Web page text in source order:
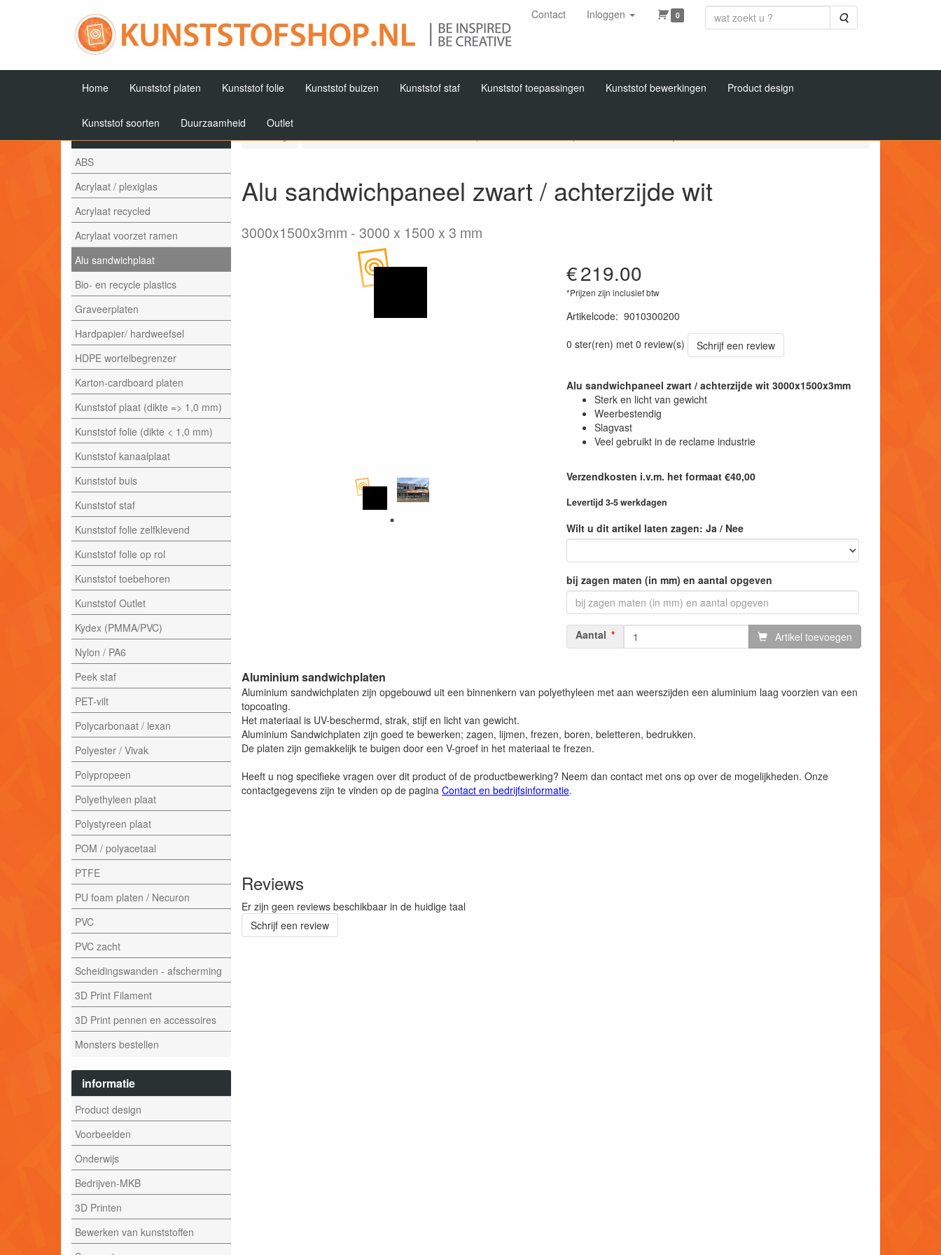
Contact Inloggen 0 Zoeken
Home Kunststof platen Kunststof folie Kunststof buizen Kunststof staf Kunststof toepassingen Kunststof bewerkingen Product design
Kunststof soorten Duurzaamheid Outlet
ABS
Acrylaat / plexiglas
Acrylaat recycled
Acrylaat voorzet ramen
Alu sandwichplaat
Bio- en recycle plastics
Graveerplaten
Hardpapier/ hardweefsel
HDPE wortelbegrenzer
Karton-cardboard platen
Kunststof plaat (dikte => 1,0 mm)
Kunststof folie (dikte < 1,0 mm)
Kunststof kanaalplaat
Kunststof buis
Kunststof staf
Kunststof folie zelfklevend
Kunststof folie op rol
Kunststof toebehoren
Kunststof Outlet
Kydex (PMMA/PVC)
Nylon / PA6
Peek staf
PET-vilt
Polycarbonaat / lexan
Polyester / Vivak
Polypropeen
Polyethyleen plaat
Polystyreen plaat
POM / polyacetaal
PTFE
PU foam platen / Necuron
PVC
PVC zacht
Scheidingswanden - afscherming
3D Print Filament
3D Print pennen en accessoires
Monsters bestellen
informatie
Product design
Voorbeelden
Onderwijs
Bedrijven-MKB
3D Printen
Bewerken van kunststoffen
Alu sandwichpaneel zwart / achterzijde wit
3000x1500x3mm 3000 x 1500 x 3 mm
€219.00
*Prijzen zijn inclusief btw
Artikelcode: 9010300200
0 ster(ren) met 0 review(s)
Schrijf een review
Alu sandwichpaneel zwart / achterzijde wit 3000x1500x3mm
Sterk en licht van gewicht
Weerbestendig
Slagvast
Veel gebruikt in de reclame industrie
Verzendkosten i.v.m. het formaat €40,00
Levertijd 3-5 werkdagen
Wilt u dit artikel laten zagen: Ja / Nee
bij zagen maten (in mm) en aantal opgeven
Aantal Artikel toevoegen
Aluminium sandwichplaten
Aluminium sandwichplaten zijn opgebouwd uit een binnenkern van polyethyleen met aan weerszijden een aluminium laag voorzien van een
topcoating.
Het materiaal is UV-beschermd, strak, stijf en licht van gewicht.
Aluminium Sandwichplaten zijn goed te bewerken; zagen, lijmen, frezen, boren, beletteren, bedrukken.
De platen zijn gemakkelijk te buigen door een V-groef in het materiaal te frezen.
Heeft u nog specifieke vragen over dit product of de productbewerking? Neem dan contact met ons op over de mogelijkheden. Onze
contactgegevens zijn te vinden op de pagina Contact en bedrijfsinformatie.
Reviews
Er zijn geen reviews beschikbaar in de huidige taal
Schrijf een review